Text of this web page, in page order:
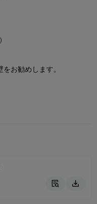
お勧めします。
 